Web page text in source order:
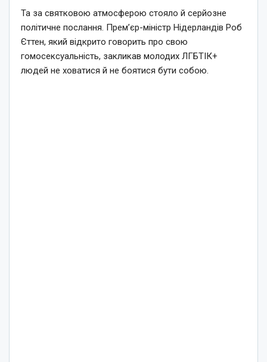
Та за святковою атмосферою стояло й серйозне
політичне послання. Прем’єр-міністр Нідерландів Роб
Єттен, який відкрито говорить про свою
гомосексуальність, закликав молодих ЛГБТІК+
людей не ховатися й не боятися бути собою.